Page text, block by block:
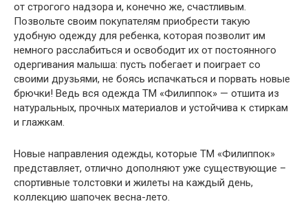
от строгого надзора и, конечно же, счастливым.
Позвольте своим покупателям приобрести такую
удобную одежду для ребенка, которая позволит им
немного расслабиться и освободит их от постоянного
одергивания малыша: пусть побегает и поиграет со
своими друзьями, не боясь испачкаться и порвать новые
брючки! Ведь вся одежда ТМ «Филиппок» — отшита из
натуральных, прочных материалов и устойчива к стиркам
и глажкам.
Новые направления одежды, которые ТМ «Филиппок»
представляет, отлично дополняют уже существующие –
спортивные толстовки и жилеты на каждый день,
коллекцию шапочек весна-лето.